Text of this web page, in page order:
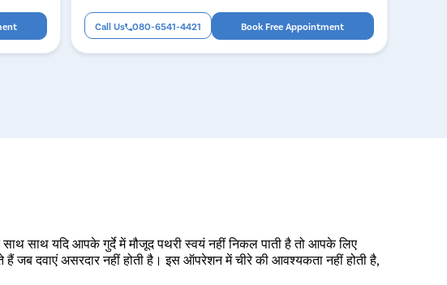
Call Us 080-6541-4421 Book Free Appointment
साथ यदि आपके गुर्दे में मौजूद पथरी स्वयं नहीं निकल पाती है तो आपके लिए
दवाएं असरदार नहीं होती है। इस ऑपरेशन में चीरे की आवश्यकता नहीं होती है,